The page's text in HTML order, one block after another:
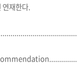
연재한다.